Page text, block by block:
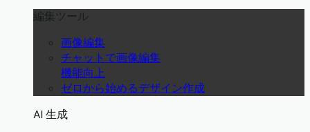
編集ツール
画像編集
チャットで画像編集
機能向上
ゼロから始めるデザイン作成
AI 生成